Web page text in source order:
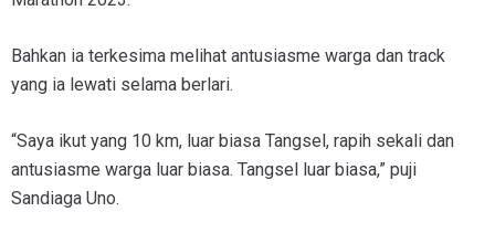
Bahkan ia terkesima melihat antusiasme warga dan track
yang ia lewati selama berlari.
“Saya ikut yang 10 km, luar biasa Tangsel, rapih sekali dan
antusiasme warga luar biasa. Tangsel luar biasa,” puji
Sandiaga Uno.